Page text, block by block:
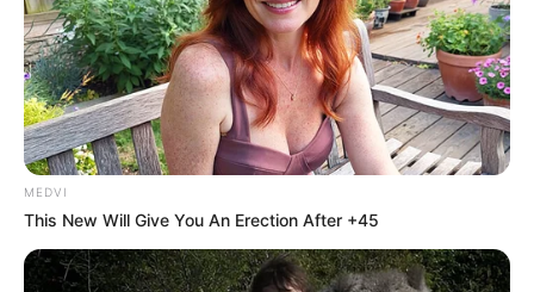
MEDVI
This New Will Give You An Erection After +45